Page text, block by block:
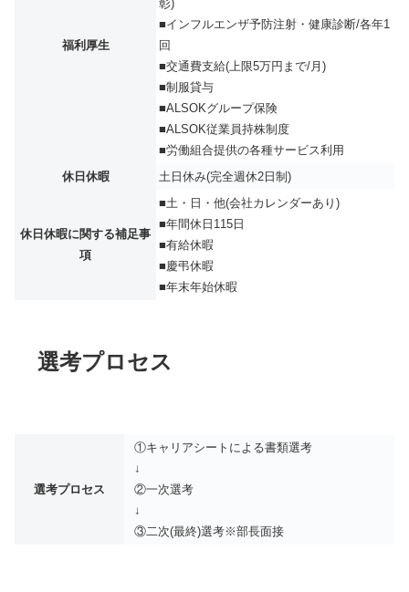
福利厚生
彰)
■インフルエンザ予防注射・健康診断/各年1
回
■交通費支給(上限5万円まで/月)
■制服貸与
■ALSOKグループ保険
■ALSOK従業員持株制度
■労働組合提供の各種サービス利用
休日休暇
土日休み(完全週休2日制)
休日休暇に関する補足事
項
■土・日・他(会社カレンダーあり)
■年間休日115日
■有給休暇
■慶弔休暇
■年末年始休暇
選考プロセス
選考プロセス
①キャリアシートによる書類選考
↓
②一次選考
↓
③二次(最終)選考※部長面接